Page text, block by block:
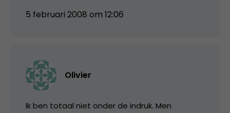
5 februari 2008 om 12:06
Olivier
Ik ben totaal niet onder de indruk. Men